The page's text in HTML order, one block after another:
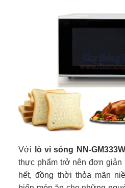
Với lò vi sóng NN-GM333W
thực phẩm trở nên đơn
hết, đồng thời thỏa mãn